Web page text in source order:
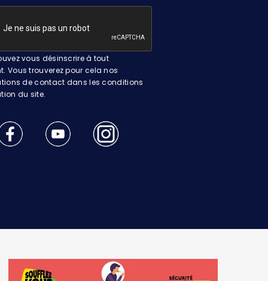
vous désinscrire à tout
Vous trouverez pour cela nos
de contact dans les conditions
du site.